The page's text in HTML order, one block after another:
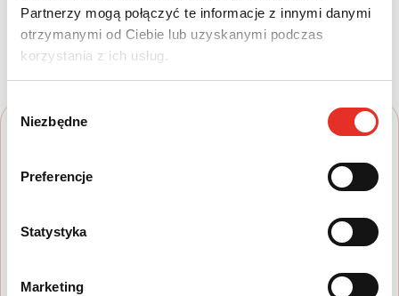
Partnerzy mogą połączyć te informacje z innymi danymi
otrzymanymi od Ciebie lub uzyskanymi podczas
korzystania z ich usług.
zgody
Niezbędne
Preferencje
Statystyka
Marketing
Twój nowy samochód w kilku
prostych krokach